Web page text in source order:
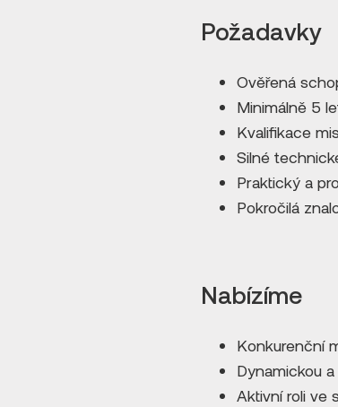
Požadavky
Ověřená
Minimálně 5
Kvalifikace
Silné
Praktický a
Pokročilá
Nabízíme
Konkurenční
Dynamickou
Aktivní roli ve